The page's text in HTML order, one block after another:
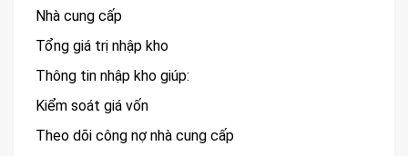
Nhà cung cấp
Tổng giá trị nhập kho
Thông tin nhập kho giúp:
Kiểm soát giá vốn
Theo dõi công nợ nhà cung cấp